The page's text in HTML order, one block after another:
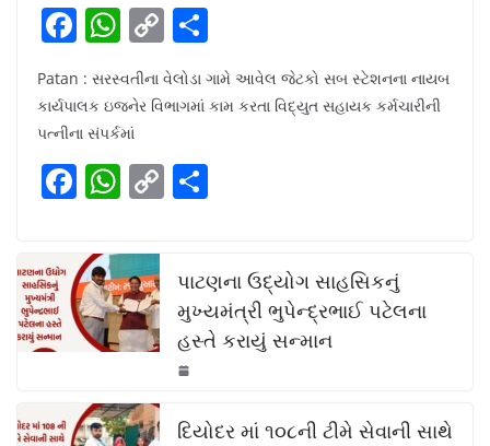
F
c
e
b
o
k
W
h
at
s
A
p
C
o
p
Li
n
h
ar
Patan : સરસ્વતીના વેલોડા ગામે આવેલ જેટકો સબ સ્ટેશનના નાયબ
કાર્યપાલક ઇજનેર વિભાગમાં કામ કરતા વિદ્યુત સહાયક કર્મચારીની
પત્નીના સંપર્કમાં
F
c
e
b
o
o
k
W
at
s
A
p
p
C
y
Li
n
k
e
પાટણના ઉદ્યોગ સાહસિકનું
મુખ્યમંત્રી ભુપેન્દ્રભાઈ પટેલના
હસ્તે કરાયું સન્માન
દિયોદર માં ૧૦૮ની ટીમે સેવાની સાથે